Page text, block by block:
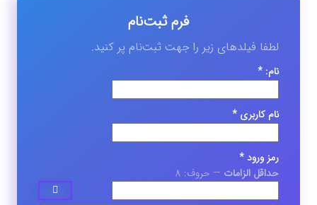
فرم ثبت‌نام
لطفا فیلدهای زیر را جهت ثبت‌نام پر کنید.
نام: *
نام کاربری *
رمز ورود *
حداقل الزامات — حروف: 8